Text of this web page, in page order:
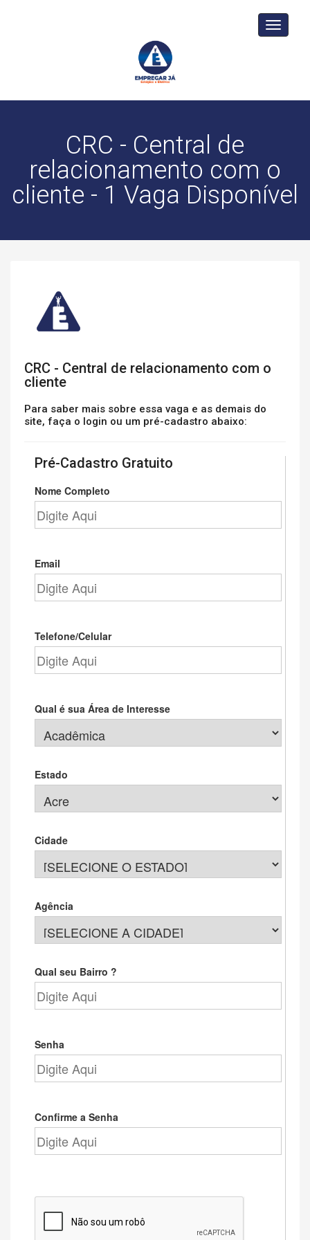
Toggle
CRC - Central de
relacionamento com o
cliente - 1 Vaga Disponível
CRC - Central de relacionamento com o
cliente
Para saber mais sobre essa vaga e as demais do
site, faça o login ou um pré-cadastro abaixo:
Pré-Cadastro Gratuito
Nome Completo
Email
Telefone/Celular
Qual é sua Área de Interesse
Estado
Cidade
Agência
Qual seu Bairro ?
Senha
Confirme a Senha